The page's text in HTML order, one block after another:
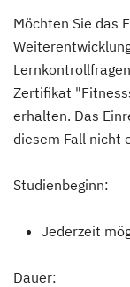
Möchten Sie das
Zertifikat
erhalten. Das
diesem Fall nicht
Studienbeginn:
Jederzeit
Dauer: